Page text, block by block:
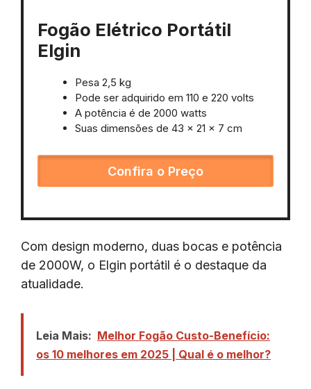
Fogão Elétrico Portátil
Elgin
Pesa 2,5 kg
Pode ser adquirido em 110 e 220 volts
A potência é de ‎2000 watts
Suas dimensões de ‎43 x 21 x 7 cm
Confira o Preço
Com design moderno, duas bocas e potência
de 2000W, o Elgin portátil é o destaque da
atualidade.
Leia Mais: Melhor Fogão Custo-Benefício:
os 10 melhores em 2025 | Qual é o melhor?